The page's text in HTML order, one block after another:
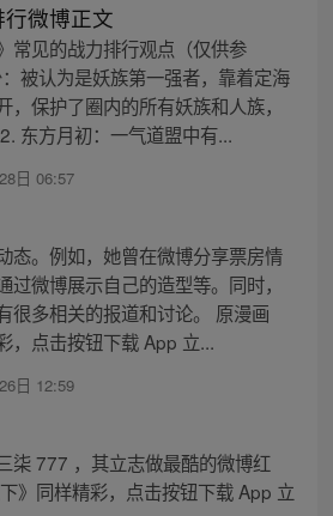
微博正文
常见的战力排行观点（仅供参
被认为是妖族第一强者，靠着定海
保护了圈内的所有妖族和人族，
东方月初：一气道盟中有...
日 06:57
态。例如，她曾在微博分享票房情
过微博展示自己的造型等。同时，
很多相关的报道和讨论。 原漫画
，点击按钮下载 App 立...
日 12:59
柒 777 ，其立志做最酷的微博红
》同样精彩，点击按钮下载 App 立